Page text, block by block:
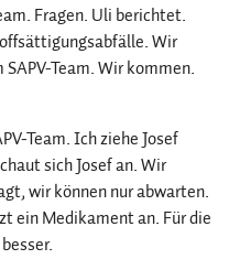
Fragen. Uli berichtet.
Wir
Team. Wir kommen.
Team. Ich ziehe Josef
sich Josef an. Wir
wir können nur abwarten.
ein Medikament an. Für die